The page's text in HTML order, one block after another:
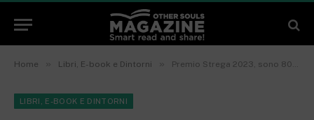
Home » Libri, E-book e Dintorni » Premio Strega 2023, sono 80 le candidature finali: è record
LIBRI, E-BOOK E DINTORNI